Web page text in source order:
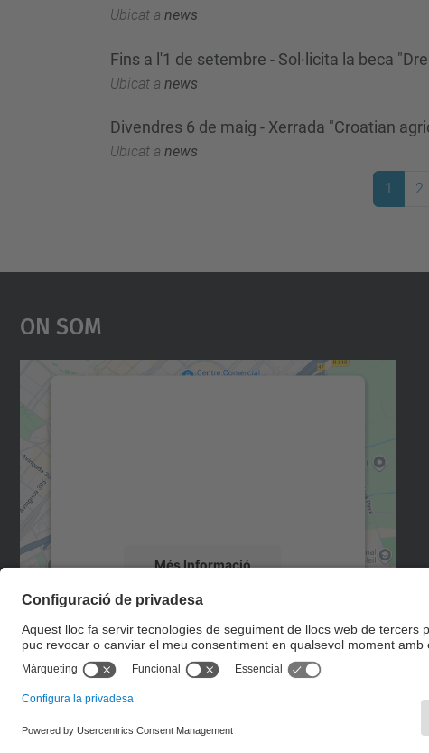
Ubicat a news
Fins a l'1 de setembre - Sol·licita la beca
Ubicat a news
Divendres 6 de maig - Xerrada "Croatian
Ubicat a news
1 2
On Som
Més Informació
powered byUsercentrics Consent
Management Platform
© UPC
Escola d'Enginyeria de Telecomunicació i Aeroespacial de
Castelldefels